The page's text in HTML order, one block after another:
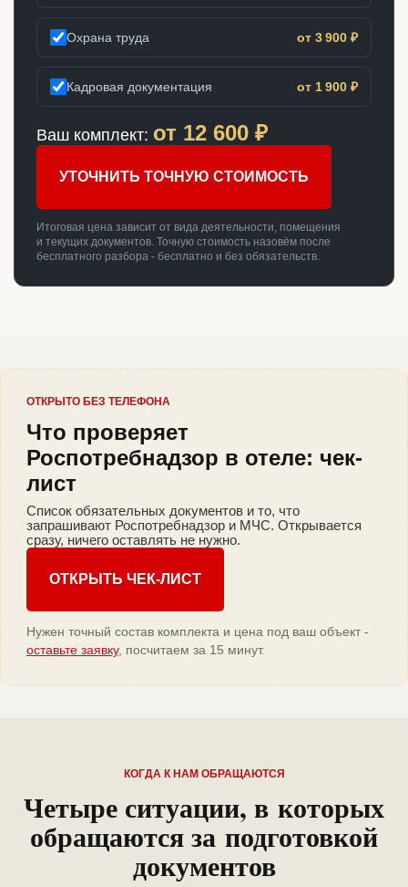
Охрана труда от 3 900 ₽
Кадровая документация от 1 900 ₽
Ваш комплект: от 12 600 ₽
УТОЧНИТЬ ТОЧНУЮ СТОИМОСТЬ
Итоговая цена зависит от вида деятельности, помещения
и текущих документов. Точную стоимость назовём после
бесплатного разбора - бесплатно и без обязательств.
ОТКРЫТО БЕЗ ТЕЛЕФОНА
Что проверяет
Роспотребнадзор в отеле: чек-
лист
Список обязательных документов и то, что
запрашивают Роспотребнадзор и МЧС. Открывается
сразу, ничего оставлять не нужно.
ОТКРЫТЬ ЧЕК-ЛИСТ
Нужен точный состав комплекта и цена под ваш объект -
оставьте заявку, посчитаем за 15 минут.
КОГДА К НАМ ОБРАЩАЮТСЯ
Четыре ситуации, в которых
обращаются за подготовкой
документов